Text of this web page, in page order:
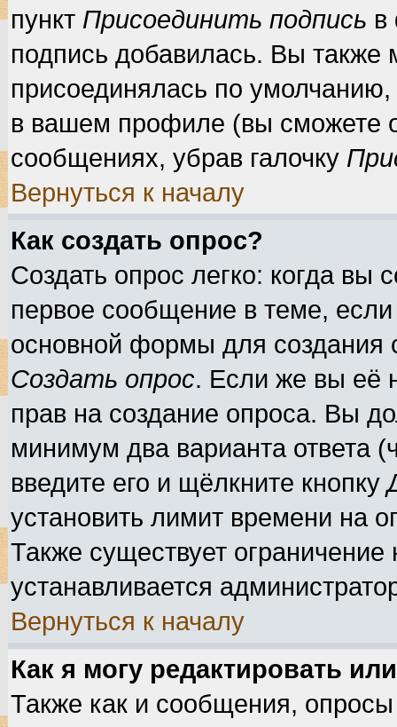
пункт Присоединить подпись в
подпись добавилась. Вы также
присоединялась по умолчанию,
в вашем профиле (вы сможете
сообщениях, убрав галочку
Вернуться к началу
Как создать опрос?
Создать опрос легко: когда вы
первое сообщение в теме,
основной формы для
Создать опрос. Если же вы её
прав на создание опроса. Вы
минимум два варианта ответа
введите его и щёлкните кнопку
установить лимит времени на
Также существует ограничение
устанавливается
Вернуться к началу
Как я могу редактировать
Также как и сообщения, опросы